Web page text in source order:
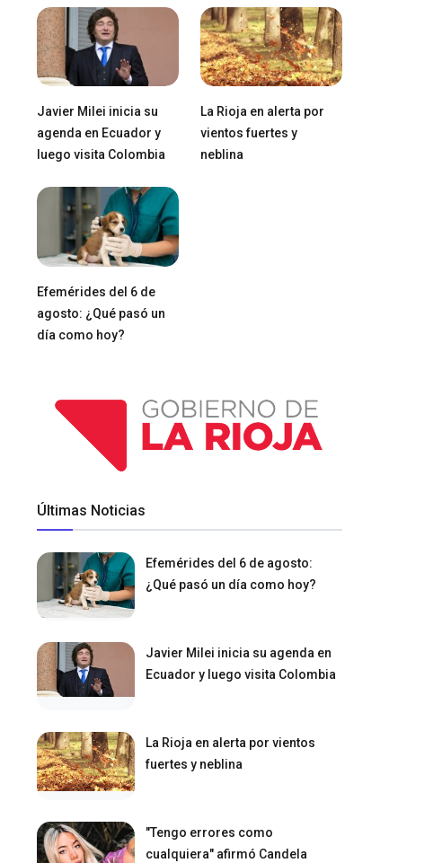
Javier Milei inicia su
agenda en Ecuador y
luego visita Colombia
La Rioja en alerta por
vientos fuertes y
neblina
Efemérides del 6 de
agosto: ¿Qué pasó un
día como hoy?
Últimas Noticias
Efemérides del 6 de agosto:
¿Qué pasó un día como hoy?
Javier Milei inicia su agenda en
Ecuador y luego visita Colombia
La Rioja en alerta por vientos
fuertes y neblina
"Tengo errores como
cualquiera" afirmó Candela